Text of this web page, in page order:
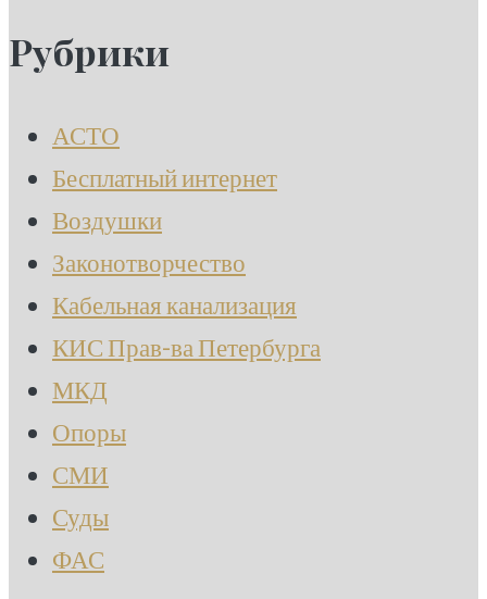
Рубрики
АСТО
Бесплатный интернет
Воздушки
Законотворчество
Кабельная канализация
КИС Прав-ва Петербурга
МКД
Опоры
СМИ
Суды
ФАС